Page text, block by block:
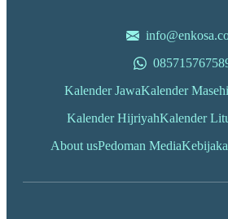
Kalender JawaKalender Masehi
Kalender HijriyahKalender
About usPedoman Media